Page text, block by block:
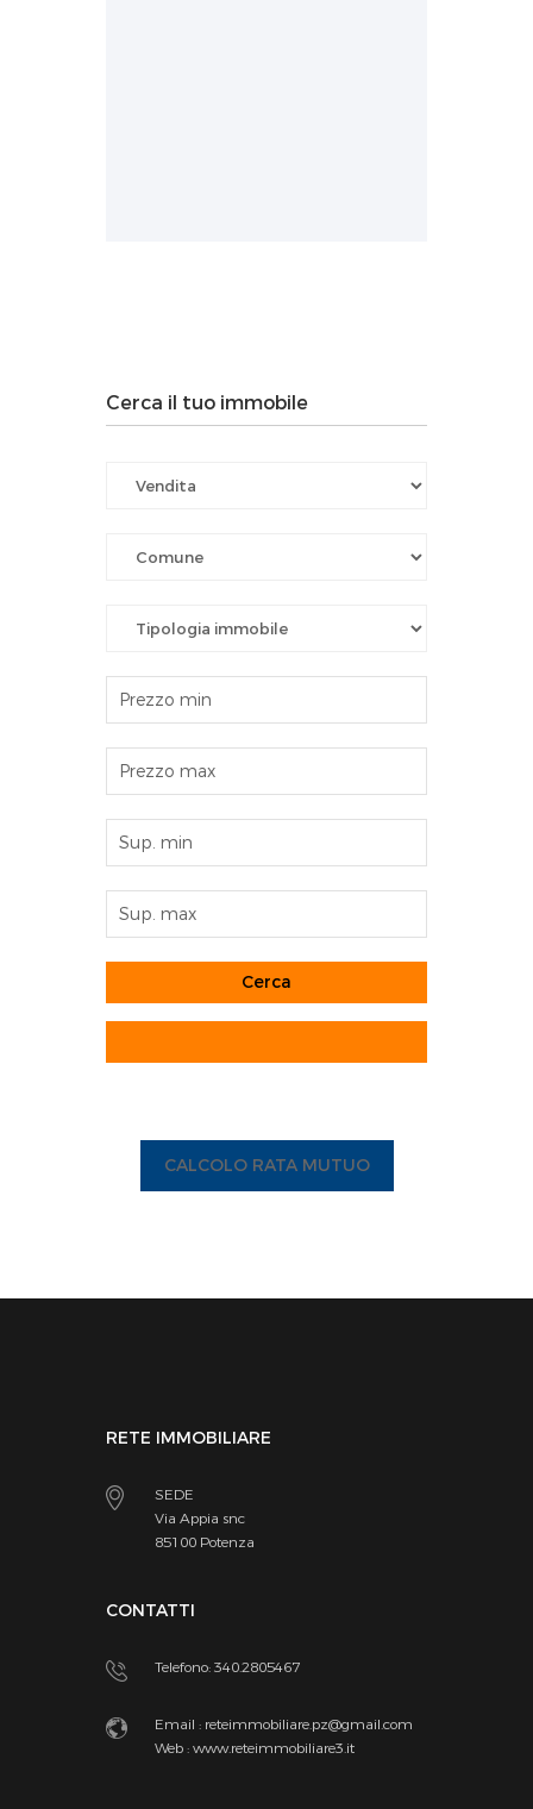
Cerca il tuo immobile
CALCOLO RATA MUTUO
RETE IMMOBILIARE
SEDE
Via Appia snc
85100 Potenza
CONTATTI
Telefono: 340.2805467
Email : reteimmobiliare.pz@gmail.com
Web :www.reteimmobiliare3.it